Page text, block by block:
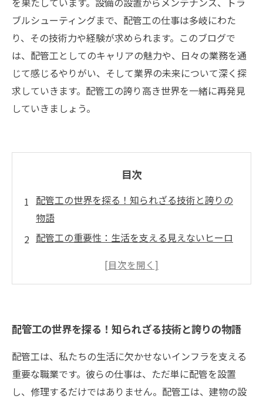
ブルシューティングまで、配管工の仕事は多岐にわた
り、その技術力や経験が求められます。このブログで
は、配管工としてのキャリアの魅力や、日々の業務を通
じて感じるやりがい、そして業界の未来について深く探
求していきます。配管工の誇り高き世界を一緒に再発見
していきましょう。
目次
配管工の世界を探る！知られざる技術と誇りの
物語
配管工の重要性：生活を支える見えないヒーロ
仕事の裏側に迫る：配管工の日常とその技術
未来の配管工：新しい技術と環境への挑戦
配管工としてのやりがい：現場でのリアルな体
験談
誇り高き配管工の仕事の未来を見据えて
配管工の世界を探る！知られざる技術と誇りの物語
配管工は、私たちの生活に欠かせないインフラを支える
重要な職業です。彼らの仕事は、ただ単に配管を設置
し、修理するだけではありません。配管工は、建物の設